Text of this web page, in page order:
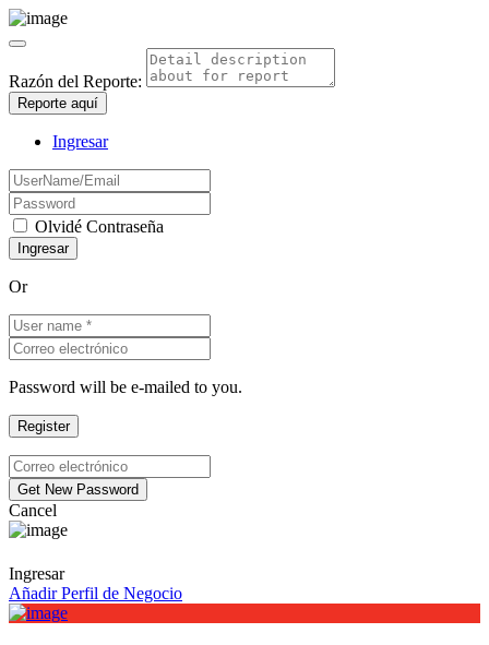
Razón del Reporte:
Reporte aquí
Ingresar
Olvidé Contraseña
Or
Password will be e-mailed to you.
Cancel
Ingresar
Añadir Perfil de Negocio